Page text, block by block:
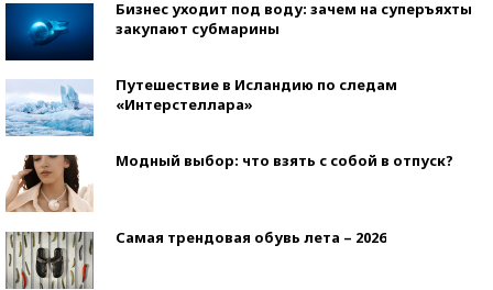
Бизнес уходит под воду: зачем на суперъяхты
закупают субмарины
Путешествие в Исландию по следам
«Интерстеллара»
Модный выбор: что взять с собой в отпуск?
Самая трендовая обувь лета – 2026